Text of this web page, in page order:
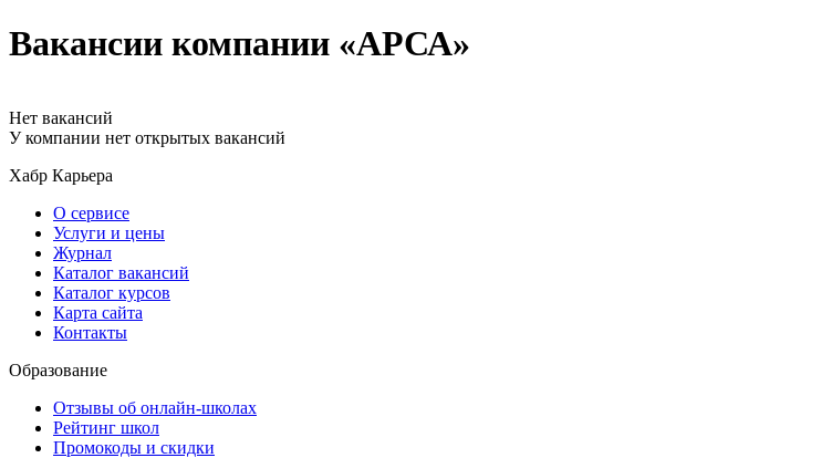
Вакансии компании «АРСА»
Нет вакансий
У компании нет открытых вакансий
Хабр Карьера
О сервисе
Услуги и цены
Журнал
Каталог вакансий
Каталог курсов
Карта сайта
Контакты
Образование
Отзывы об онлайн-школах
Рейтинг школ
Промокоды и скидки